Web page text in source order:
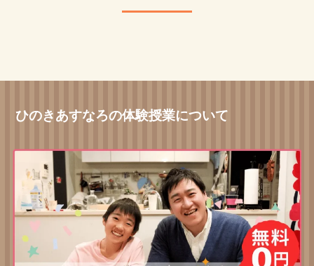
ひのきあすなろの体験授業について